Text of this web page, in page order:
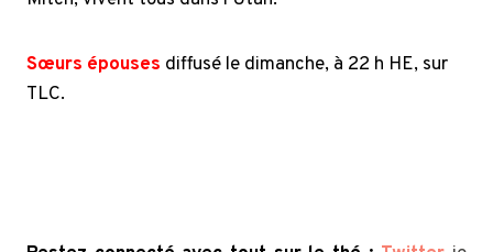
Sœurs épouses diffusé le dimanche, à 22 h HE, sur
TLC.